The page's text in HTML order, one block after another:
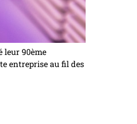
leur 90ème
entreprise au fil des